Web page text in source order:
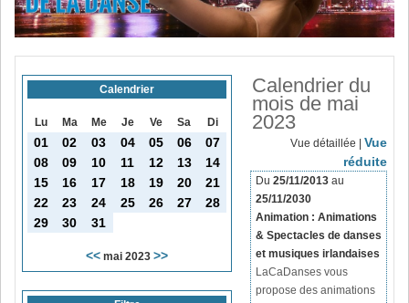
Calendrier
Lu Ma Me Je Ve Sa Di
01 02 03 04 05 06
07
08
09 10 11 12 13
14
15
16 17 18 19 20
21
22
23 24 25 26 27
28
29
30 31
<< mai 2023 >>
Calendrier du
mois de mai
2023
Vue détaillée | Vue
réduite
Du 25/11/2013 au
25/11/2030
Animation : Animations
& Spectacles de danses
et musiques irlandaises
LaCaDanses vous
propose des animations